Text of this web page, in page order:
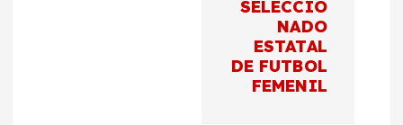
SELECCIO
NADO
ESTATAL
DE FUTBOL
FEMENIL